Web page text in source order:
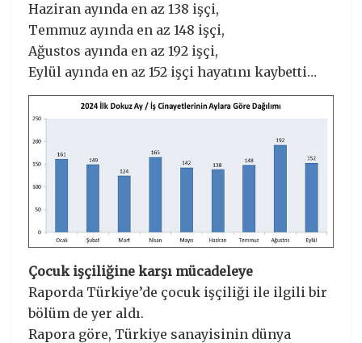
Haziran ayında en az 138 işçi,
Temmuz ayında en az 148 işçi,
Ağustos ayında en az 192 işçi,
Eylül ayında en az 152 işçi hayatını kaybetti…
Çocuk işçiliğine karşı mücadeleye
Raporda Türkiye’de çocuk işçiliği ile ilgili bir
bölüm de yer aldı.
Rapora göre, Türkiye sanayisinin dünya